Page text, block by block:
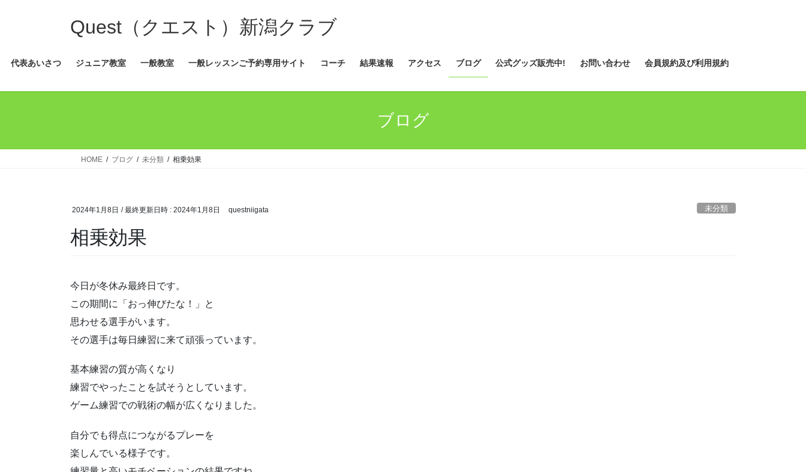
ス
ン
Quest（クエスト）新潟クラブ
代表あいさつ ジュニア教室 一般教室 一般レッスンご予約専用サイト コーチ 結果速報 アクセス ブログ 公式グッズ販売中! お問い合わせ 会員規約及び利用規約
ブログ
HOME ブログ 未分類 相乗効果
2024年1月8日 / 最終更新日時 : 2024年1月8日 questniigata 未分類
相乗効果
今日が冬休み最終日です。
この期間に「おっ伸びたな！」と
思わせる選手がいます。
その選手は毎日練習に来て頑張っています。
基本練習の質が高くなり
練習でやったことを試そうとしています。
ゲーム練習での戦術の幅が広くなりました。
自分でも得点につながるプレーを
楽しんでいる様子です。